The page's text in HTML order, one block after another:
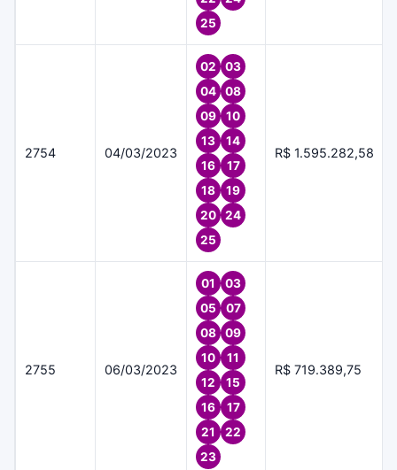
25
2754 04/03/2023
02
03
04
08
09
10
13
14
16
17
18
19
20
24
25
R$ 1.595.282,58
2755 06/03/2023
01
03
05
07
08
09
10
11
12
15
16
17
21
22
23
R$ 719.389,75